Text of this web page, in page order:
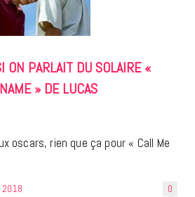
ON PARLAIT DU SOLAIRE «
» DE LUCAS
oscars, rien que ça pour « Call Me
0
2018